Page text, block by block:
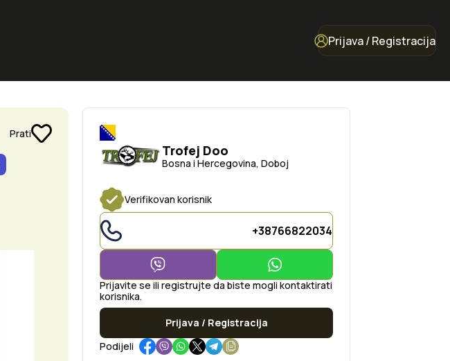
Prijava / Registracija
Prati
Trofej Doo
Bosna i Hercegovina, Doboj
Verifikovan korisnik
+38766822034
Prijavite se ili registrujte da biste mogli kontaktirati
korisnika.
Prijava / Registracija
Podijeli